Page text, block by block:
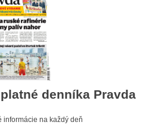
denníka Pravda
informácie na každý deň